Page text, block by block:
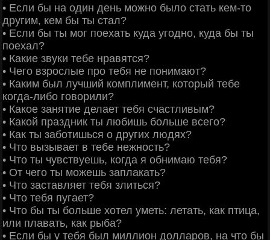
• Если бы на один день можно было стать кем-то
другим, кем бы ты стал?
• Если бы ты мог поехать куда угодно, куда бы ты
поехал?
• Какие звуки тебе нравятся?
• Чего взрослые про тебя не понимают?
• Каким был лучший комплимент, который тебе
когда-либо говорили?
• Какое занятие делает тебя счастливым?
• Какой праздник ты любишь больше всего?
• Как ты заботишься о других людях?
• Что вызывает в тебе нежность?
• Что ты чувствуешь, когда я обнимаю тебя?
• От чего ты можешь заплакать?
• Что заставляет тебя злиться?
• Что тебя пугает?
• Что бы ты больше хотел уметь: летать, как птица,
или плавать, как рыба?
• Если бы у тебя был миллион долларов, на что бы